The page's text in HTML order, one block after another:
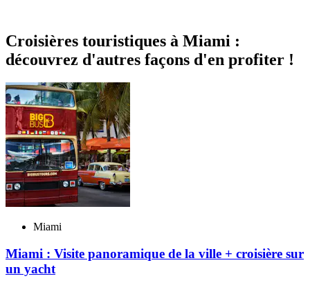
Croisières touristiques à Miami :
découvrez d'autres façons d'en profiter !
Miami
Miami : Visite panoramique de la ville + croisière sur
un yacht